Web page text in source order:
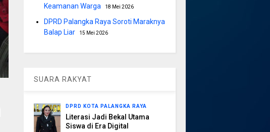
Keamanan Warga
18 Mei 2026
DPRD Palangka Raya Soroti Maraknya
Balap Liar
15 Mei 2026
SUARA RAKYAT
DPRD KOTA PALANGKA RAYA
Literasi Jadi Bekal Utama
Siswa di Era Digital